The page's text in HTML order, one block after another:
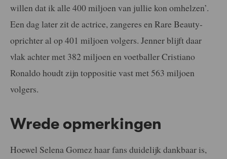
willen dat ik alle 400 miljoen van jullie kon omhelzen’.
Een dag later zit de actrice, zangeres en Rare Beauty-
oprichter al op 401 miljoen volgers. Jenner blijft daar
vlak achter met 382 miljoen en voetballer Cristiano
Ronaldo houdt zijn toppositie vast met 563 miljoen
volgers.
Wrede opmerkingen
Hoewel Selena Gomez haar fans duidelijk dankbaar is,